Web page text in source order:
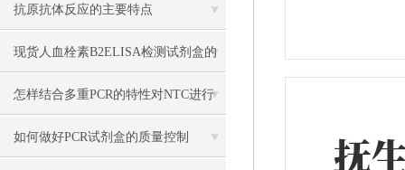
些关键要点？
抗原抗体反应的主要特点
现货人血栓素B2ELISA检测试剂盒的
试验原理
怎样结合多重PCR的特性对NTC进行
优化设置？
如何做好PCR试剂盒的质量控制